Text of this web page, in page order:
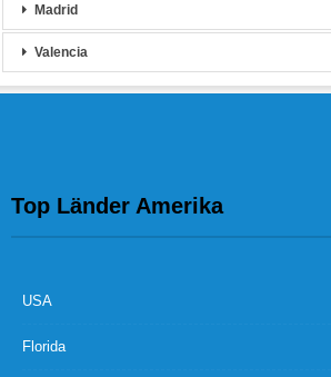
Madrid
Valencia
Top Länder Amerika
USA
Florida